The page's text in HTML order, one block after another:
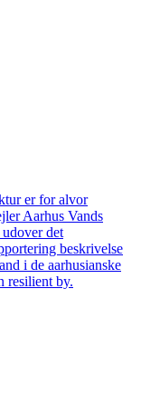
er for alvor
Aarhus Vands
det
beskrivelse
i de aarhusianske
resilient by.